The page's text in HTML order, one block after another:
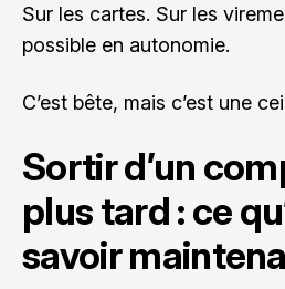
Sur les cartes. Sur les
possible en autonomie.
C’est bête, mais c’est une
Sortir d’un
plus tard : ce
savoir